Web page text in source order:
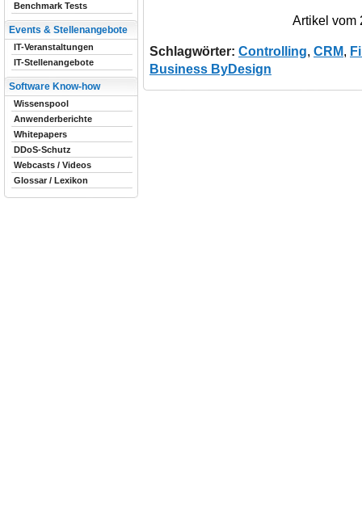
Artikel vom
Schlagwörter: Controlling, CRM,
Business ByDesign
Benchmark Tests
Events & Stellenangebote
IT-Veranstaltungen
IT-Stellenangebote
Software Know-how
Wissenspool
Anwenderberichte
Whitepapers
DDoS-Schutz
Webcasts / Videos
Glossar / Lexikon